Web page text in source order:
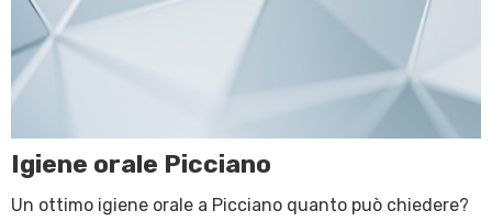
Igiene orale Picciano
Un ottimo igiene orale a Picciano quanto può chiedere?